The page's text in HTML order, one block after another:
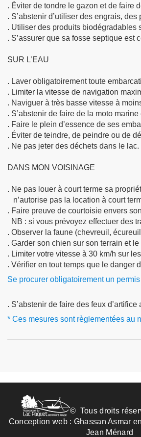
. Éviter de tondre le gazon et de faire
. S’abstenir d’utiliser des engrais,
. Utiliser des produits
. S’assurer que sa fosse septique est
SUR L’EAU
. Laver obligatoirement toute
. Limiter la vitesse de navigation
. Naviguer à très basse vitesse à
. S’abstenir de faire de la moto
. Faire le plein d’essence de ses
. Éviter de teindre, de peindre ou de
. Ne pas jeter des déchets dans le lac.
DANS MON VOISINAGE
. Ne pas louer à court terme sa
n’autorise pas la location à court
. Faire preuve de courtoisie envers
NB : si vous prévoyez effectuer des
. Observer la faune (chevreuil,
. Garder son chien sur son terrain et
. Limiter votre vitesse à 30 km/h sur
. Vérifier en tout temps que le danger
Se procurer obligatoirement un
. S’abstenir de faire des feux
* Ces mesures sont règlementées au
© Tous droits
Conception web : Ghassan Asmar
Jean Ménard